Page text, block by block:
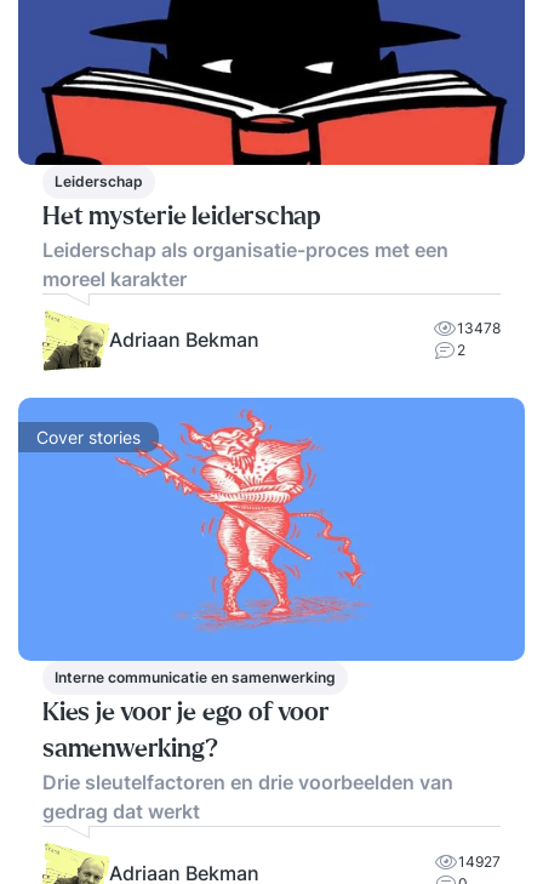
Leiderschap
Het mysterie leiderschap
Leiderschap als organisatie-proces met een
moreel karakter
Adriaan Bekman
13478
2
Cover stories
Interne communicatie en samenwerking
Kies je voor je ego of voor
samenwerking?
Drie sleutelfactoren en drie voorbeelden van
gedrag dat werkt
Adriaan Bekman
14927